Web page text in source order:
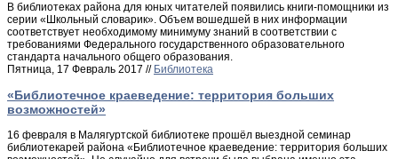
В библиотеках района для юных читателей появились книги-помощники из
серии «Школьный словарик». Объем вошедшей в них информации
соответствует необходимому минимуму знаний в соответствии с
требованиями Федерального государственного образовательного
стандарта начального общего образования.
Пятница, 17 Февраль 2017 // Библиотека
«Библиотечное краеведение: территория больших
возможностей»
16 февраля в Малягуртской библиотеке прошёл выездной семинар
библиотекарей района «Библиотечное краеведение: территория больших